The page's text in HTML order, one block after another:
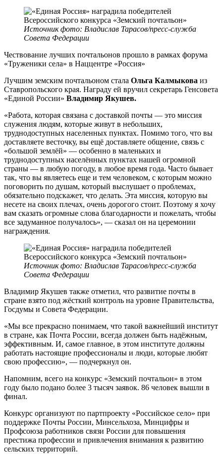
Источник фото: Владислав Тарасов/пресс-служба
Совета Федерации
Чествование лучших почтальонов прошло в рамках форума
«Труженики села» в Наццентре «Россия»
Лучшим земским почтальоном стала Ольга Калмыкова из
Ставропольского края. Награду ей вручил секретарь Генсовета
«Единой России» Владимир Якушев.
«Работа, которая связана с доставкой почты — это миссия
служения людям, которые живут в небольших,
труднодоступных населенных пунктах. Помимо того, что вы
доставляете весточку, вы ещё доставляете общение, связь с
«большой землёй» — особенно в маленьких и
труднодоступных населённых пунктах нашей огромной
страны — в любую погоду, в любое время года. Часто бывает
так, что вы являетесь еще и тем человеком, с которым можно
поговорить по душам, который выслушает о проблемах,
обязательно подскажет, что делать. Эта миссия, которую вы
несете на своих плечах, очень дорогого стоит. Поэтому я хочу
вам сказать огромные слова благодарности и пожелать, чтобы
все задуманное получалось», — сказал он на церемонии
награждения.
Источник фото: Владислав Тарасов/пресс-служба
Совета Федерации
Владимир Якушев также отметил, что развитие почты в
стране взято под жёсткий контроль на уровне Правительства,
Госдумы и Совета Федерации.
«Мы все прекрасно понимаем, что такой важнейший институт
в стране, как Почта России, всегда должен быть надёжным,
эффективным. И, самое главное, в этом институте должны
работать настоящие профессионалы и люди, которые любят
свою профессию», — подчеркнул он.
Напомним, всего на конкурс «Земский почтальон» в этом
году было подано более 3 тысяч заявок. 86 человек вышли в
финал.
Конкурс организуют по партпроекту «Российское село» при
поддержке Почты России, Минсельхоза, Минцифры и
Профсоюза работников связи России для повышения
престижа профессии и привлечения внимания к развитию
сельских территорий.